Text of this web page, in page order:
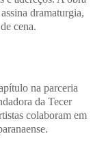
dramaturgia,
cena.
na parceria
da Tecer
colaboram em